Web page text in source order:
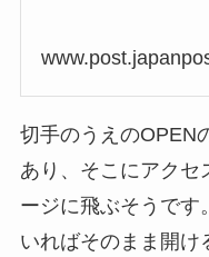
切手のうえのOPEN
あり、そこにアクセ
ージに飛ぶそうです
いればそのまま開け